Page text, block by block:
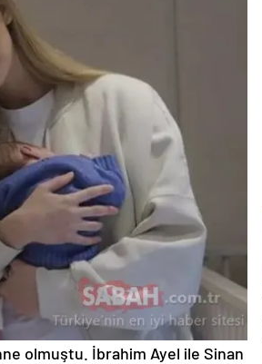
olmuştu. İbrahim Ayel ile Sinan